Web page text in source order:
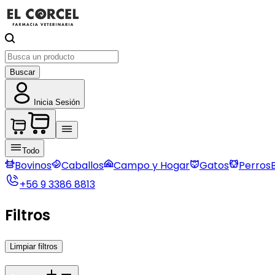
Buscar
Inicia Sesión
Todo
Bovinos Caballos Campo y Hogar Gatos Perros
+56 9 3386 8813
Filtros
Limpiar filtros